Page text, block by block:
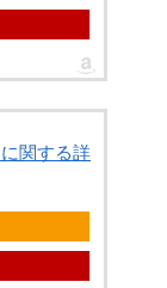
関する詳